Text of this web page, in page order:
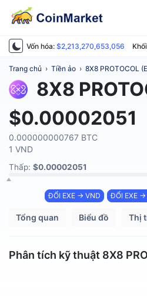
Vốn hóa: $2,213,270,653,056
Trang chủ › Tiền ảo › 8X8 PROTOCOL
8X8
$0.00002051
0.000000000767 BTC
1 VND
Thấp: $0.00002051
ĐỔI EXE → VND ĐỔI EXE →
Tổng quan Biểu đồ Thị
Phân tích kỹ thuật 8X8